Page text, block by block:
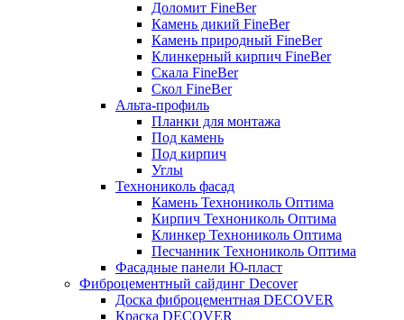
Доломит FineBer
Камень дикий FineBer
Камень природный FineBer
Клинкерный кирпич FineBer
Скала FineBer
Скол FineBer
Альта-профиль
Планки для монтажа
Под камень
Под кирпич
Углы
Технониколь фасад
Камень Технониколь Оптима
Кирпич Технониколь Оптима
Клинкер Технониколь Оптима
Песчанник Технониколь Оптима
Фасадные панели Ю-пласт
Фиброцементный сайдинг Decover
Доска фиброцементная DECOVER
Краска DECOVER